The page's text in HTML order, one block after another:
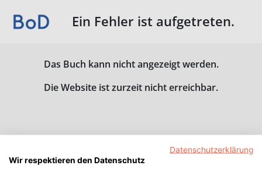
Ein Fehler ist aufgetreten.
Das Buch kann nicht angezeigt werden.
Die Website ist zurzeit nicht erreichbar.
Datenschutzerklärung
Wir respektieren den Datenschutz